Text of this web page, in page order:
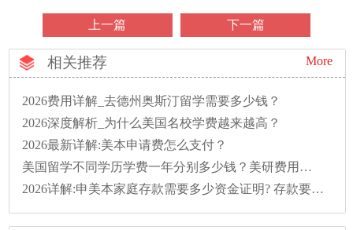
上一篇 下一篇
相关推荐 More
2026费用详解_去德州奥斯汀留学需要多少钱？
2026深度解析_为什么美国名校学费越来越高？
2026最新详解:美本申请费怎么支付？
美国留学不同学历学费一年分别多少钱？美研费用明细汇总
2026详解:申美本家庭存款需要多少资金证明? 存款要存多久?